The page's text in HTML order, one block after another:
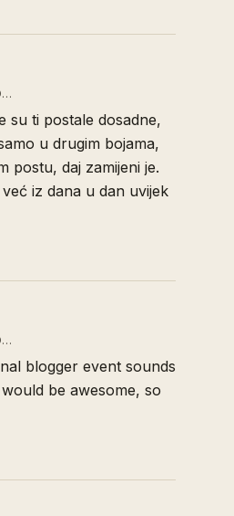
su ti postale dosadne,
u drugim bojama,
postu, daj zamijeni je.
iz dana u dan uvijek
blogger event sounds
be awesome, so